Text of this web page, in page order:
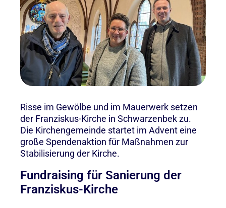
Risse im Gewölbe und im Mauerwerk setzen
der Franziskus-Kirche in Schwarzenbek zu.
Die Kirchengemeinde startet im Advent eine
große Spendenaktion für Maßnahmen zur
Stabilisierung der Kirche.
Fundraising für Sanierung der
Franziskus-Kirche